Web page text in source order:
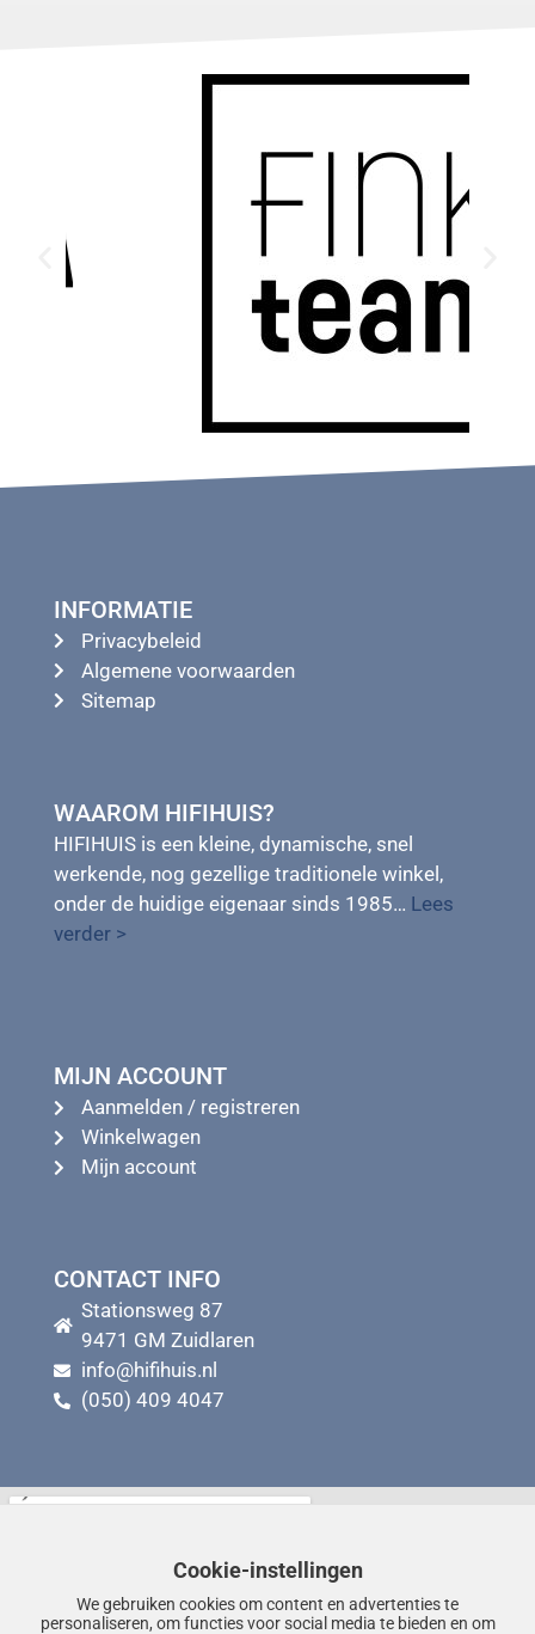
INFORMATIE
Privacybeleid
Algemene voorwaarden
Sitemap
WAAROM HIFIHUIS?
HIFIHUIS is een kleine, dynamische, snel
werkende, nog gezellige traditionele winkel,
onder de huidige eigenaar sinds 1985… Lees
verder >
MIJN ACCOUNT
Aanmelden / registreren
Winkelwagen
Mijn account
CONTACT INFO
Stationsweg 87
9471 GM Zuidlaren
info@hifihuis.nl
(050) 409 4047
Cookie-instellingen
We gebruiken cookies om content en advertenties te
personaliseren, om functies voor social media te bieden en om